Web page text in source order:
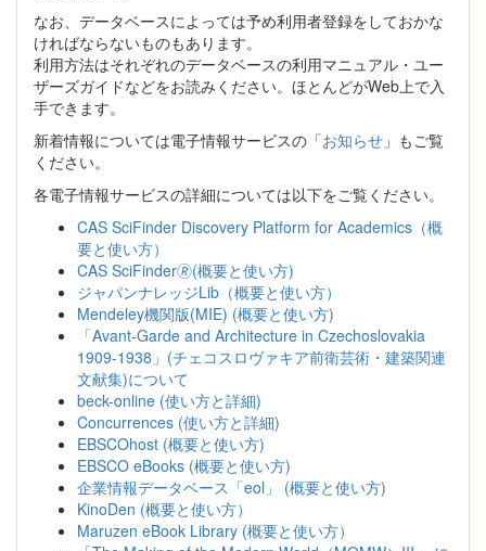
なお、データベースによっては予め利用者登録をしておかな
ければならないものもあります。
利用方法はそれぞれのデータベースの利用マニュアル・ユー
ザーズガイドなどをお読みください。ほとんどがWeb上で入
手できます。
新着情報については電子情報サービスの「お知らせ 」もご覧
ください。
各電子情報サービスの詳細については以下をご覧ください。
CAS SciFinder Discovery Platform for Academics（概
要と使い方）
CAS SciFinder🄬(概要と使い方)
ジャパンナレッジLib（概要と使い方）
Mendeley機関版(MIE) (概要と使い方)
「Avant-Garde and Architecture in Czechoslovakia
1909-1938」(チェコスロヴァキア前衛芸術・建築関連
文献集)について
beck-online (使い方と詳細)
Concurrences (使い方と詳細)
EBSCOhost (概要と使い方)
EBSCO eBooks (概要と使い方)
企業情報データベース「eol」 (概要と使い方)
KinoDen (概要と使い方）
Maruzen eBook Library (概要と使い方）